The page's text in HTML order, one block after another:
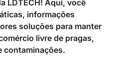
LDTECH! Aqui, você
informações
soluções para manter
livre de pragas,
contaminações.